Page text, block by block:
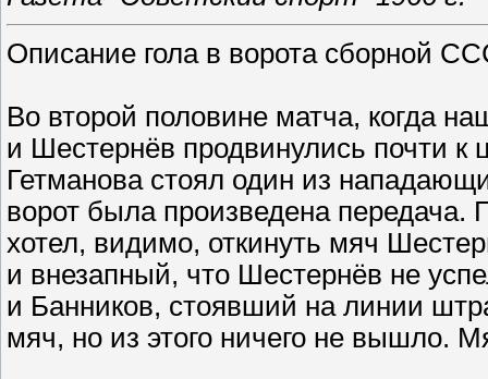
Описание гола в ворота сборной
Во второй половине матча, когда
и Шестернёв продвинулись почти к
Гетманова стоял один из
ворот была произведена передача.
хотел, видимо, откинуть мяч
и внезапный, что Шестернёв не
и Банников, стоявший на линии
мяч, но из этого ничего не вышло.